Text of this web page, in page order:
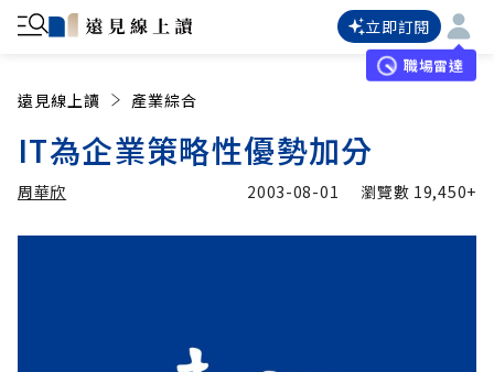
立即訂閱
職場雷達
遠見線上讀 產業綜合
IT為企業策略性優勢加分
周華欣 2003-08-01 瀏覽數 19,450+